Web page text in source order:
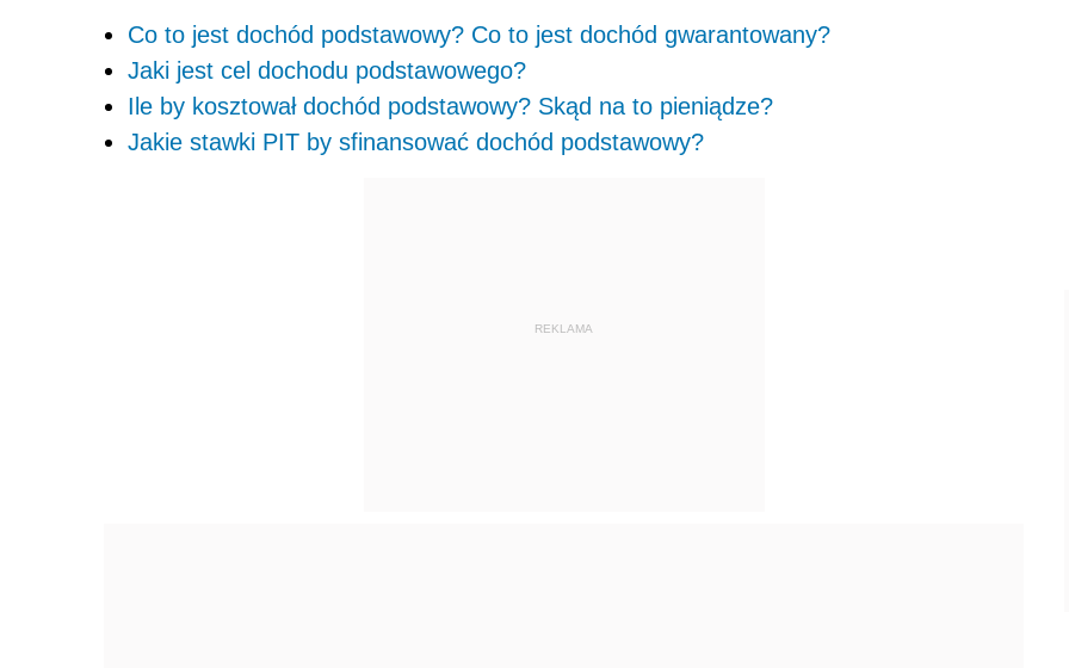
Co to jest dochód podstawowy? Co to jest dochód gwarantowany?
Jaki jest cel dochodu podstawowego?
Ile by kosztował dochód podstawowy? Skąd na to pieniądze?
Jakie stawki PIT by sfinansować dochód podstawowy?
REKLAMA